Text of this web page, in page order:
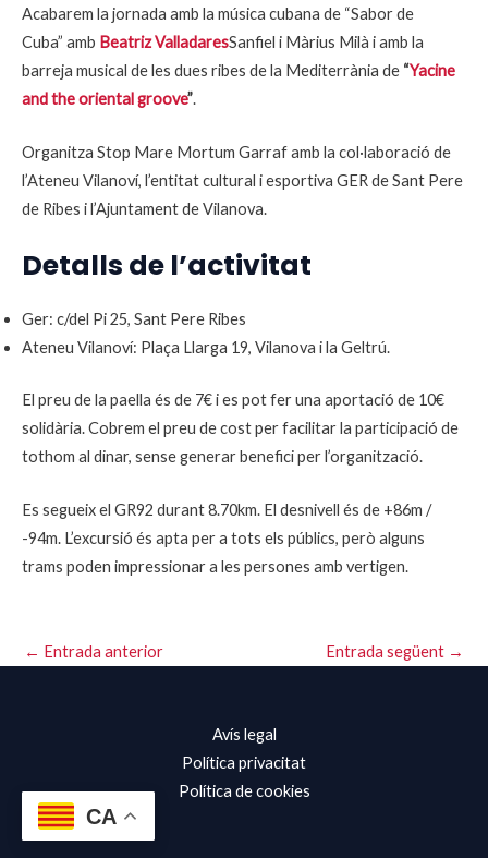
Acabarem la jornada amb la música cubana de “Sabor de
Cuba” amb Beatriz ValladaresSanfiel i Màrius Milà i amb la
barreja musical de les dues ribes de la Mediterrània de “Yacine
and the oriental groove”.
Organitza Stop Mare Mortum Garraf amb la col·laboració de
l’Ateneu Vilanoví, l’entitat cultural i esportiva GER de Sant Pere
de Ribes i l’Ajuntament de Vilanova.
Detalls de l’activitat
Ger: c/del Pi 25, Sant Pere Ribes
Ateneu Vilanoví: Plaça Llarga 19, Vilanova i la Geltrú.
El preu de la paella és de 7€ i es pot fer una aportació de 10€
solidària. Cobrem el preu de cost per facilitar la participació de
tothom al dinar, sense generar benefici per l’organització.
Es segueix el GR92 durant 8.70km. El desnivell és de +86m /
-94m. L’excursió és apta per a tots els públics, però alguns
trams poden impressionar a les persones amb vertigen.
← Entrada anterior Entrada següent →
Avís legal
Política privacitat
Política de cookies
CA